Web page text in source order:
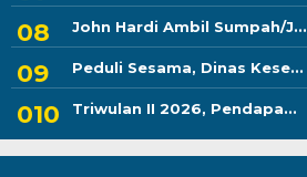
John Hardi Ambil Sumpah/J...
Peduli Sesama, Dinas Kese...
Triwulan II 2026, Pendapa...